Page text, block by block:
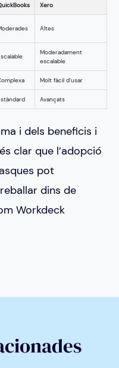
Xero
Altes
Moderadament
escalable
Molt fàcil d’usar
Avançats
i dels beneficis i
clar que l’adopció
pot
dins de
Workdeck